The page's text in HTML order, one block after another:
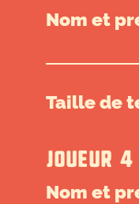
Nom et
Taille de
JOUEUR 4
Nom et